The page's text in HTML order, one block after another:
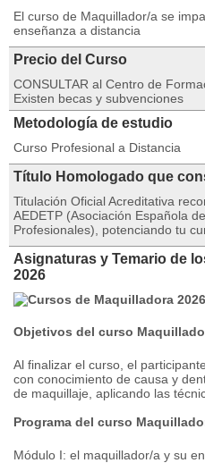
El curso de Maquillador/a se
enseñanza a distancia
Precio del Curso
CONSULTAR al Centro de
Existen becas y subvenciones
Metodología de estudio
Curso Profesional a Distancia
Título Homologado que
Titulación Oficial Acreditativa
AEDETP (Asociación Española
Profesionales), potenciando tu
Asignaturas y Temario de
2026
Objetivos del curso
Al finalizar el curso, el
con conocimiento de causa y
de maquillaje, aplicando las
Programa del curso
Módulo I: el maquillador/a y su